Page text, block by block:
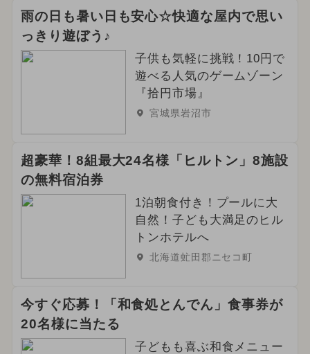
雨の日も暑い日も安心☆快適な屋内で思い
っきり遊ぼう♪
子供も気軽に挑戦！10円で
遊べる人気のゲームゾーン
『拾円市場』
宮城県岩沼市
超豪華！8組最大24名様「ヒルトン」8施設
の無料宿泊券
1泊朝食付き！プールに大
自然！子ども大満足のヒル
トンホテルへ
北海道虻田郡ニセコ町
今すぐ応募！「和食処とんでん」食事券が
20名様に当たる
子どもも喜ぶ和食メニュー